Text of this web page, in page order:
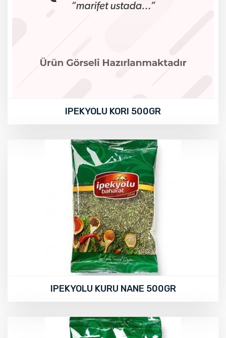
IPEKYOLU KORI 500GR
IPEKYOLU KURU NANE 500GR